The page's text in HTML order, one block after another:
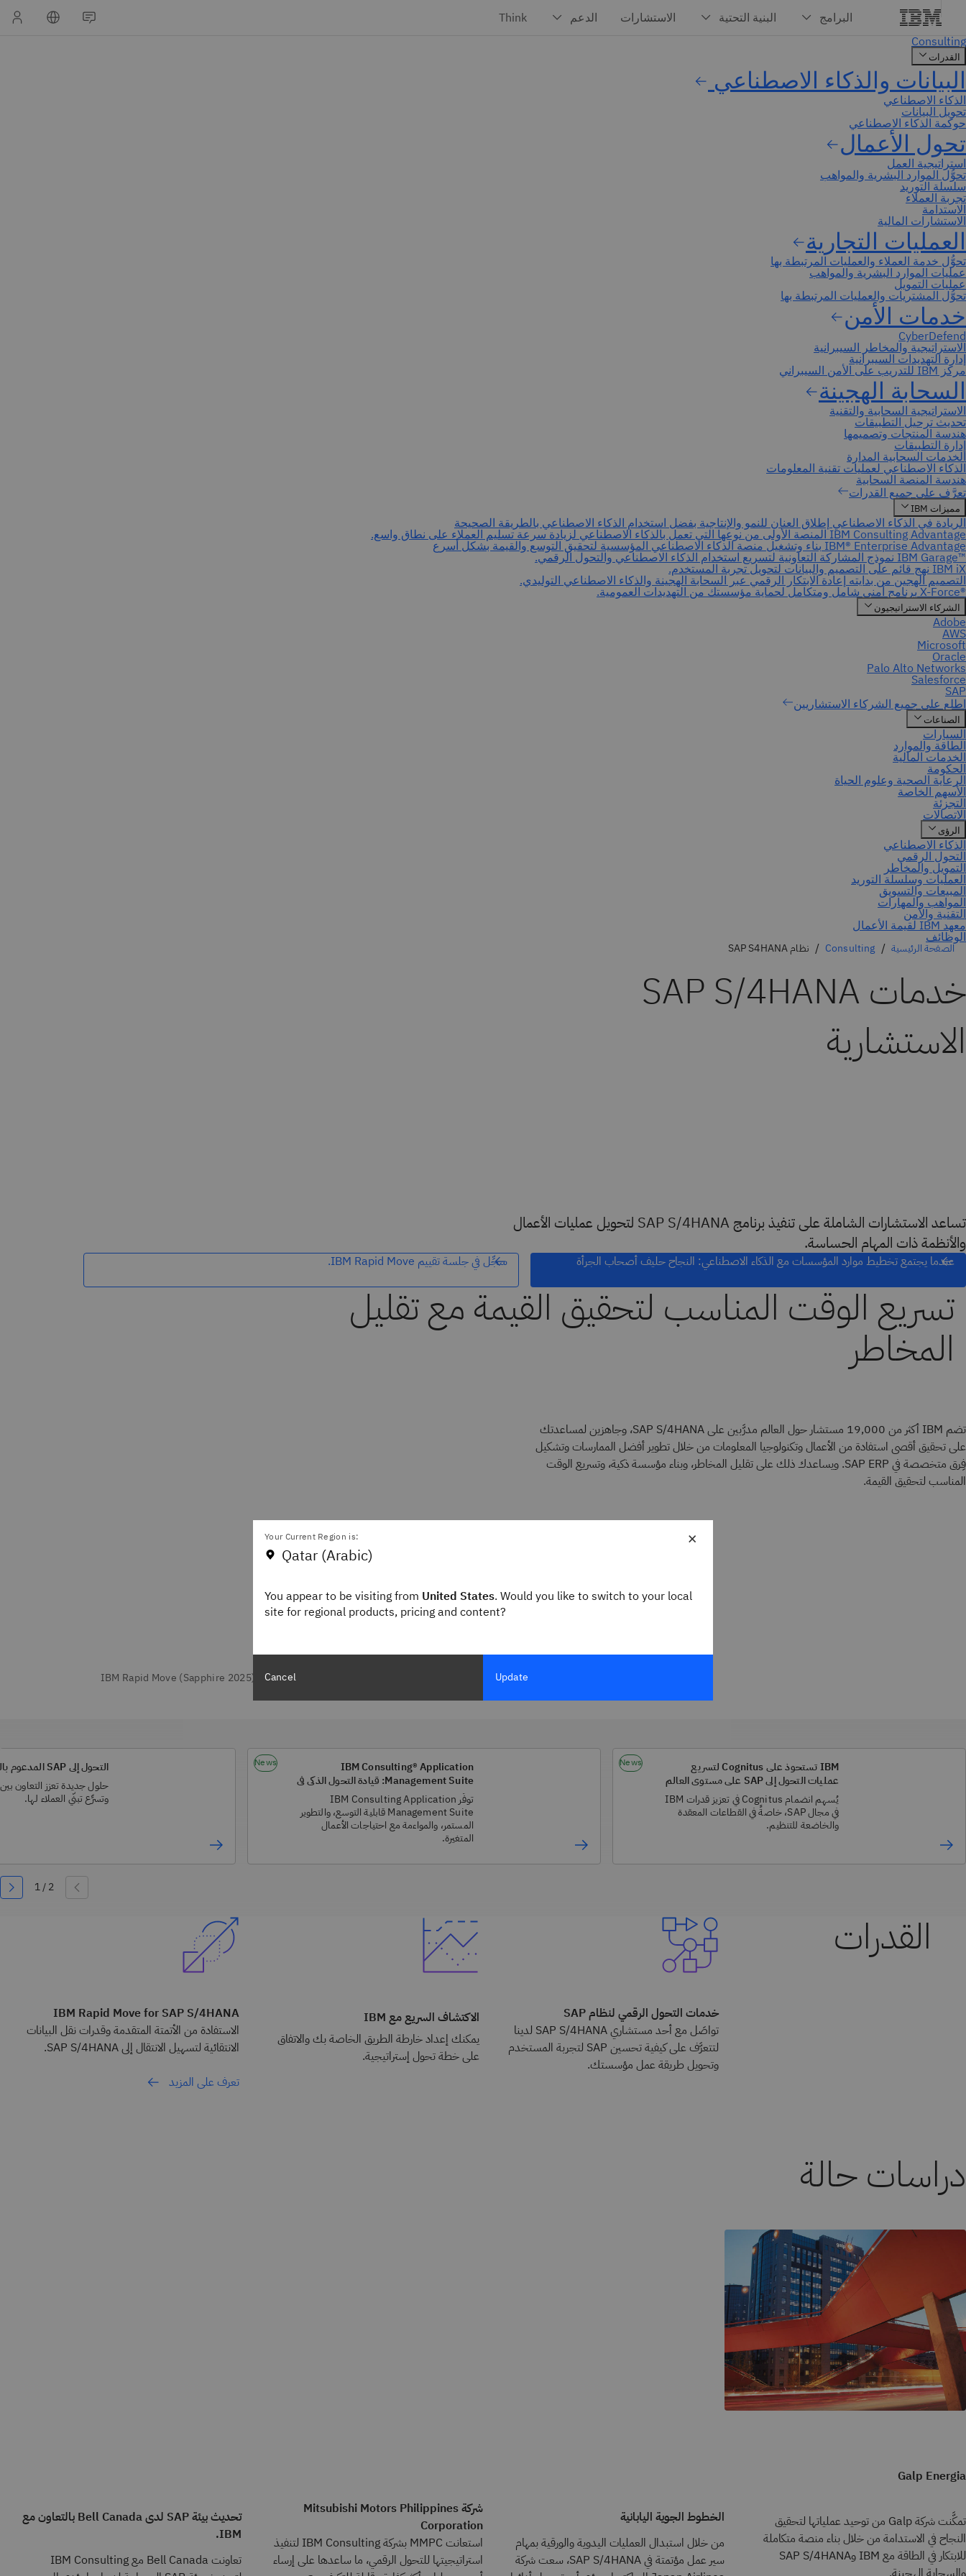
الصفحة الرئيسية Consulting نظام SAP S4HANA
خدمات SAP S/4HANA
الاستشارية
تساعد الاستشارات الشاملة على تنفيذ برنامج SAP S/4HANA لتحويل عمليات الأعمال
والأنظمة ذات المهام الحساسة.
عندما يجتمع تخطيط موارد المؤسسات مع الذكاء الاصطناعي: النجاح حليف أصحاب الجرأة سجِّل في جلسة تقييم IBM Rapid Move.
تسريع الوقت المناسب لتحقيق القيمة مع تقليل
المخاطر
تضم IBM أكثر من 19,000 مستشار حول العالم مدرَّبين على SAP S/4HANA، وجاهزين لمساعدتك
على تحقيق أقصى استفادة من الأعمال وتكنولوجيا المعلومات من خلال تطوير أفضل الممارسات وتشكيل
فِرق متخصصة في SAP ERP. ويساعدك ذلك على تقليل المخاطر، وبناء مؤسسة ذكية، وتسريع الوقت
المناسب لتحقيق القيمة.
News
IBM تستحوذ على Cognitus لتسريع
عمليات التحول إلى SAP على مستوى العالم
يُسهم انضمام Cognitus في تعزيز قدرات IBM
في مجال SAP، خاصةً في القطاعات المعقدة
والخاضعة للتنظيم.
News
IBM Consulting® Application
Management Suite: قيادة التحول الذكي في
SAPتوفِّر IBM Consulting Application
Management Suite قابلية التوسع، والتطوير
المستمر، والمواءمة مع احتياجات الأعمال
المتغيرة.
التحول إلى SAP المدعوم بالذكاء الاصطناعي:
وتسرِّع تبنّي العملاء لها.
خدمات التحول الرقمي لنظام SAP
تواصَل مع أحد مستشاري SAP S/4HANA لدينا
لتتعرَّف على كيفية تحسين SAP لتجربة المستخدم
وتحويل طريقة عمل مؤسستك.
الاكتشاف السريع مع IBM
يمكنك إعداد خارطة الطريق الخاصة بك والاتفاق
على خطة تحول إستراتيجية.
IBM Rapid Move for SAP S/4HANA
الاستفادة من الأتمتة المتقدمة وقدرات نقل البيانات
الانتقائية لتسهيل الانتقال إلى SAP S/4HANA.
تعرف على المزيد
دراسات حالة
Galp Energia
تمكَّنت شركة Galp من توحيد عملياتها لتحقيق
النجاح في الاستدامة من خلال بناء منصة متكاملة
للابتكار في الطاقة مع IBM وSAP S/4HANA
الخطوط الجوية اليابانية
من خلال استبدال العمليات اليدوية والورقية بمهام
سير عمل مؤتمتة في SAP S/4HANA، سعت شركة
شركة Mitsubishi Motors Philippines
Corporation
استعانت MMPC بشركة IBM Consulting لتنفيذ
استراتيجيتها للتحول الرقمي، ما ساعدها على إرساء
تحديث بيئة SAP لدى Bell Canada بالتعاون مع
IBM.
تعاونت Bell Canada مع IBM Consulting
×
Your Current Region is:
Qatar (Arabic)
You appear to be visiting from United States. Would you like to switch to your local
site for regional products, pricing and content?
Cancel Update